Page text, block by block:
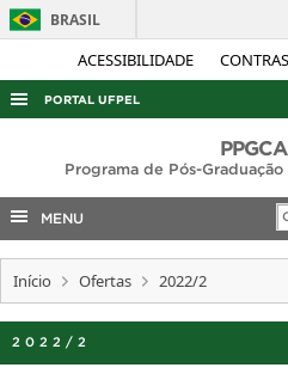
ACESSIBILIDADE
BRASIL
PORTAL UFPEL
AUDITORIA
COBALTO
CONCURSOS
EDITAIS
INTERNACIONAL
Programa de Pós-
MENU
Início Ofertas 2022/2
2022/2